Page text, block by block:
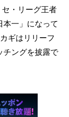
・リーグ王者
本一」になって
ギはリリーフ
チングを披露で